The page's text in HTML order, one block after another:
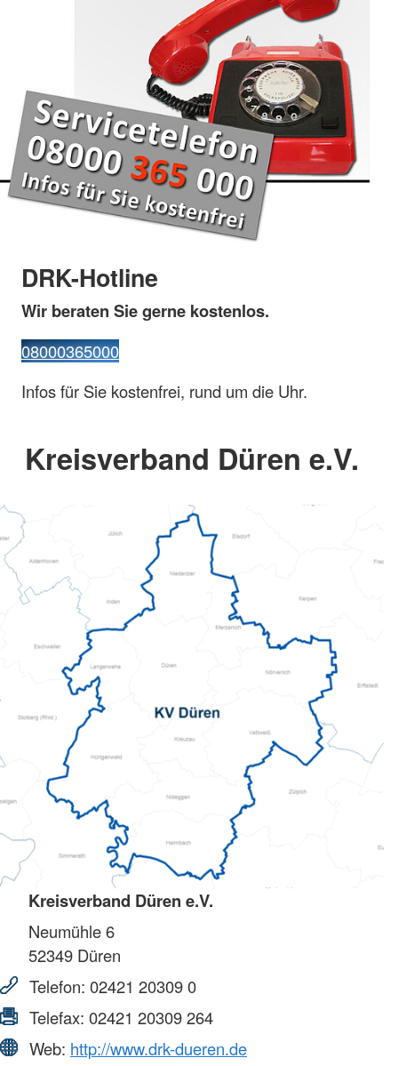
DRK-Hotline
Wir beraten Sie gerne kostenlos.
08000365000
Infos für Sie kostenfrei, rund um die Uhr.
Kreisverband Düren e.V.
Kreisverband Düren e.V.
Neumühle 6
52349 Düren
Telefon: 02421 20309 0
Telefax: 02421 20309 264
Web: http://www.drk-dueren.de